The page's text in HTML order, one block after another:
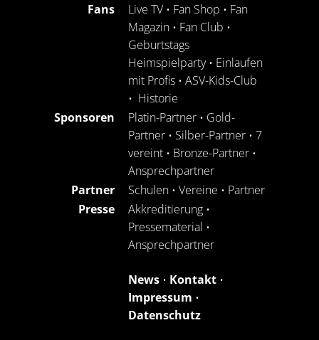
Fans
Live TV • Fan Shop • Fan
Magazin • Fan Club •
Geburtstags
Heimspielparty• Einlaufen
mit Profis • ASV-Kids-Club
• Historie
Sponsoren
Platin-Partner • Gold-
Partner • Silber-Partner • 7
vereint • Bronze-Partner •
Ansprechpartner
Partner
Schulen • Vereine • Partner
Presse
Akkreditierung •
Pressematerial •
Ansprechpartner
News • Kontakt •
Impressum •
Datenschutz